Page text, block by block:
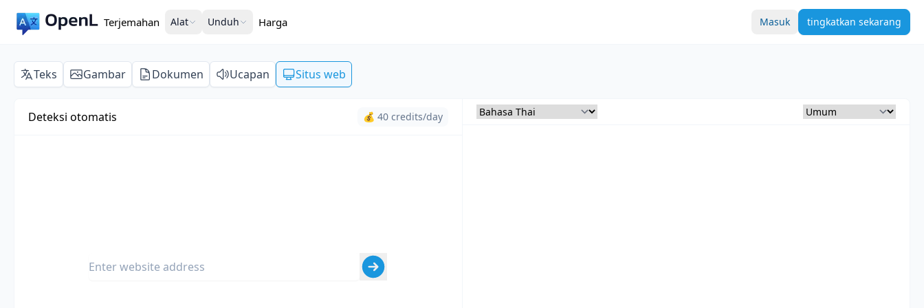
Terjemahan Alat Unduh Harga Masuk tingkatkan sekarang
Teks Gambar Dokumen Ucapan Situs web
Deteksi otomatis 💰 40 credits/day